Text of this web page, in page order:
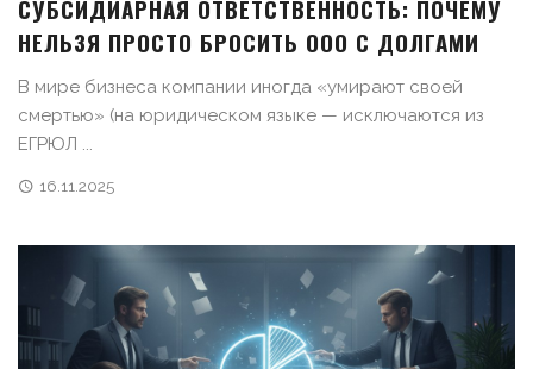
СУБСИДИАРНАЯ ОТВЕТСТВЕННОСТЬ: ПОЧЕМУ
НЕЛЬЗЯ ПРОСТО БРОСИТЬ ООО С ДОЛГАМИ
В мире бизнеса компании иногда «умирают своей
смертью» (на юридическом языке — исключаются из
ЕГРЮЛ ...
16.11.2025